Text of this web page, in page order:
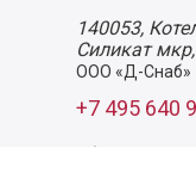
140053,
Силикат
ООО «Д-Снаб»
+7 495 640